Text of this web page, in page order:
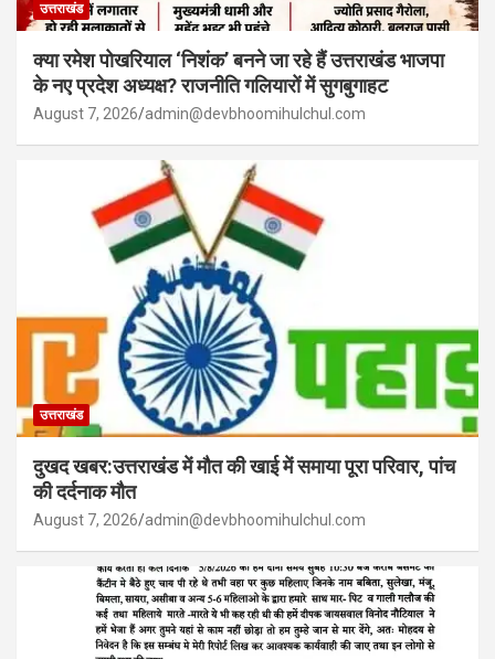
उत्तराखंड
क्या रमेश पोखरियाल ‘निशंक’ बनने जा रहे हैं उत्तराखंड भाजपा
के नए प्रदेश अध्यक्ष? राजनीति गलियारों में सुगबुगाहट
August 7, 2026 admin@devbhoomihulchul.com
उत्तराखंड
दुखद खबर:उत्तराखंड में मौत की खाई में समाया पूरा परिवार, पांच
की दर्दनाक मौत
August 7, 2026 admin@devbhoomihulchul.com